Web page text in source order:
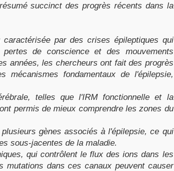
succinct des progrès récents dans la
par des crises épileptiques qui
de conscience et des mouvements
années, les chercheurs ont fait des progrès
mécanismes fondamentaux de l'épilepsie,
telles que l'IRM fonctionnelle et la
permis de mieux comprendre les zones du
gènes associés à l'épilepsie, ce qui
sous-jacentes de la maladie.
qui contrôlent le flux des ions dans les
mutations dans ces canaux peuvent causer